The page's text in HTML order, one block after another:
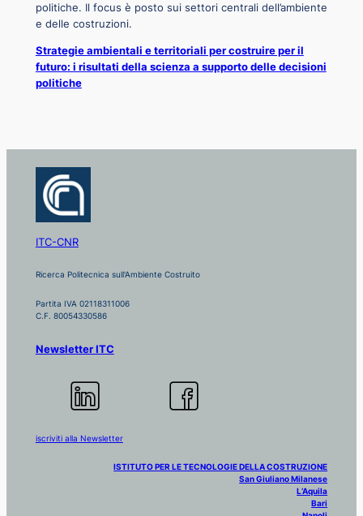
politiche. Il focus è posto sui settori centrali dell’ambiente
e delle costruzioni.
Strategie ambientali e territoriali per costruire per il
futuro: i risultati della scienza a supporto delle decisioni
politiche
ITC-CNR
Ricerca Politecnica sull'Ambiente Costruito
Partita IVA 02118311006
C.F. 80054330586
Newsletter ITC
iscriviti alla Newsletter
ISTITUTO PER LE TECNOLOGIE DELLA COSTRUZIONE
San Giuliano Milanese
L’Aquila
Bari